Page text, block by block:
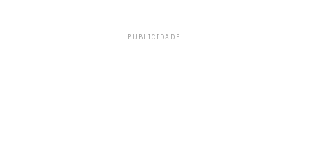
PUBLICIDADE